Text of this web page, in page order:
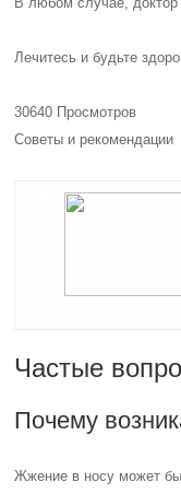
Лечитесь и будьте
30640 Просмотров
Советы и рекомендации
Частые
Почему
Жжение в носу может